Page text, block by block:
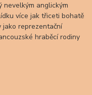
nevelkým anglickým
více jak třiceti bohatě
jako reprezentační
hraběcí rodiny